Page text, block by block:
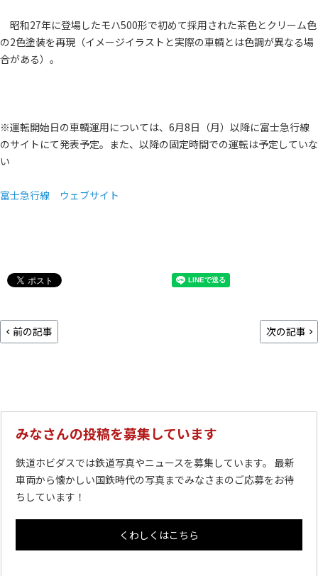
昭和27年に登場したモハ500形で初めて採用された茶色とクリーム色
の2色塗装を再現（イメージイラストと実際の車輌とは色調が異なる場
合がある）。
※運転開始日の車輌運用については、6月8日（月）以降に富士急行線
のサイトにて発表予定。また、以降の固定時間での運転は予定していな
い
富士急行線 ウェブサイト
前の記事 次の記事
みなさんの投稿を募集しています
鉄道ホビダスでは鉄道写真やニュースを募集しています。 最新
車両から懐かしい国鉄時代の写真までみなさまのご応募をお待
ちしています！
くわしくはこちら